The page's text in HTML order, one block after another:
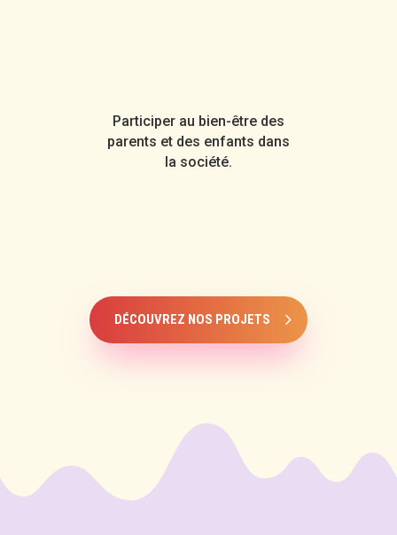
Participer au bien-être des
parents et des enfants dans
la société.
DÉCOUVREZ NOS PROJETS